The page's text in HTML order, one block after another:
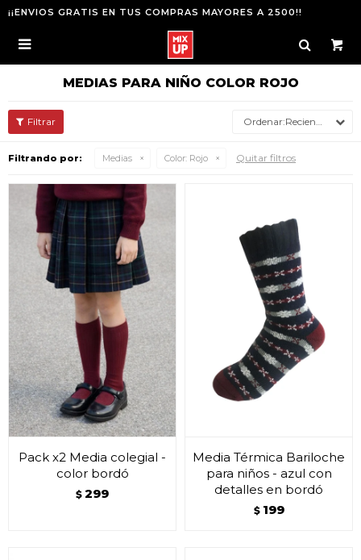
¡¡ENVIOS GRATIS EN TUS COMPRAS MAYORES A 2500!!

MEDIAS PARA NIÑO COLOR ROJO
Recientes
Filtrando por: Medias Color: Rojo Quitar filtros
Pack x2 Media colegial -
color bordó
$ 299
Media Térmica Bariloche
para niños - azul con
detalles en bordó
$ 199